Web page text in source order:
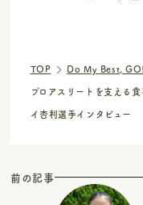
TOP
Do My Best,
プロアスリートを支える
イ杏利選手インタビュー
前の記事